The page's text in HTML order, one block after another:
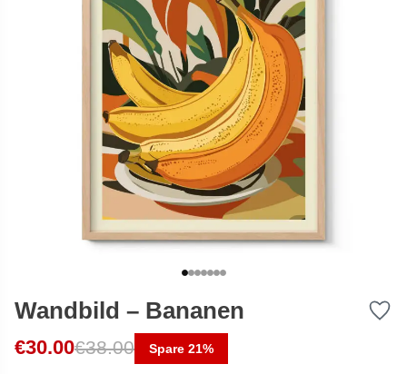
Wandbild – Bananen
€30.00€38.00
Ursprünglicher Preis war: €38.00
Aktueller Preis ist: €30.00.
Spare 21%